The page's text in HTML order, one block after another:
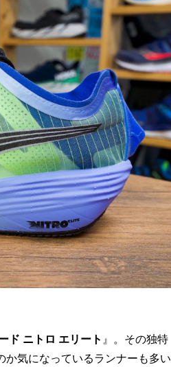
ド ニトロ エリート 』。その独特
気になっているランナーも多い